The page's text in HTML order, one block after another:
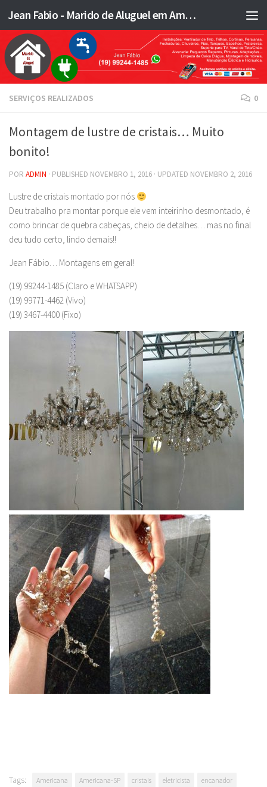
Skip to content Jean Fabio - Marido de Aluguel em Americana SP e região - JFMA
SERVIÇOS REALIZADOS 0
Montagem de lustre de cristais… Muito
bonito!
POR ADMIN · PUBLISHED NOVEMBRO 1, 2016 · UPDATED NOVEMBRO 2, 2016
Lustre de cristais montado por nós
Deu trabalho pra montar porque ele vem inteirinho desmontado, é
como brincar de quebra cabeças, cheio de detalhes… mas no final
deu tudo certo, lindo demais!!
Jean Fábio… Montagens em geral!
(19) 99244-1485 (Claro e WHATSAPP)
(19) 99771-4462 (Vivo)
(19) 3467-4400 (Fixo)
Tags: Americana Americana-SP cristais eletricista
encanador